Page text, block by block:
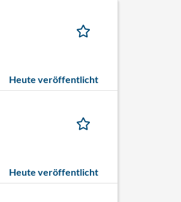
Heute veröffentlicht
Heute veröffentlicht